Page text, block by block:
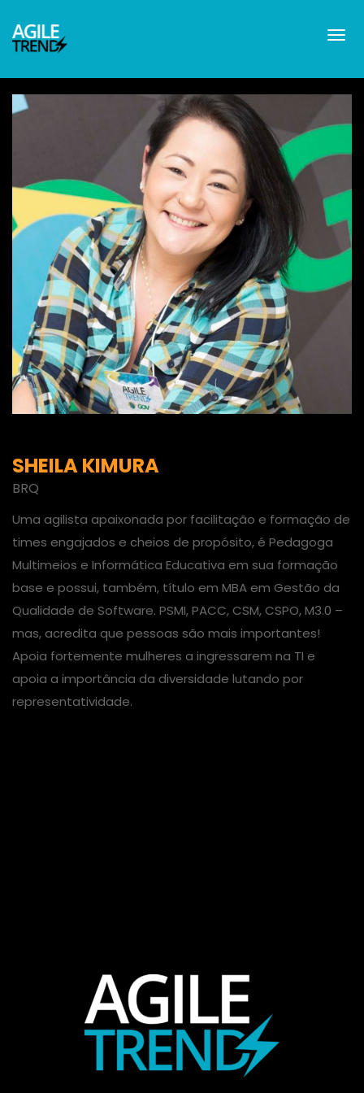
SHEILA KIMURA
BRQ
Uma agilista apaixonada por facilitação e formação de
times engajados e cheios de propósito, é Pedagoga
Multimeios e Informática Educativa em sua formação
base e possui, também, título em MBA em Gestão da
Qualidade de Software. PSMI, PACC, CSM, CSPO, M3.0 –
mas, acredita que pessoas são mais importantes!
Apoia fortemente mulheres a ingressarem na TI e
apoia a importância da diversidade lutando por
representatividade.